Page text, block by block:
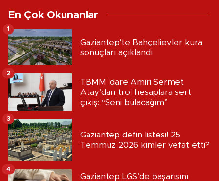
En Çok Okunanlar
Gaziantep'te Bahçelievler kura
sonuçları açıklandı
1
TBMM İdare Amiri Sermet
Atay’dan trol hesaplara sert
çıkış: “Seni bulacağım”
2
Gaziantep defin listesi! 25
Temmuz 2026 kimler vefat etti?
3
Gaziantep LGS’de başarısını
4